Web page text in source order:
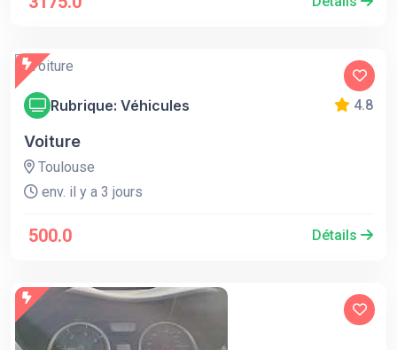
Rubrique: Véhicules 4.8
Voiture
Toulouse
env. il y a 3 jours
500.0 Détails